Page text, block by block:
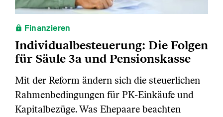
Finanzieren
Individualbesteuerung: Die Folgen
für Säule 3a und Pensionskasse
Mit der Reform ändern sich die steuerlichen
Rahmenbedingungen für PK‑Einkäufe und
Kapitalbezüge. Was Ehepaare beachten